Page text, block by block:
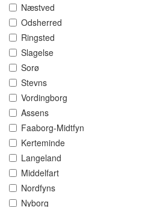
Næstved
Odsherred
Ringsted
Slagelse
Sorø
Stevns
Vordingborg
Assens
Faaborg-Midtfyn
Kerteminde
Langeland
Middelfart
Nordfyns
Nyborg